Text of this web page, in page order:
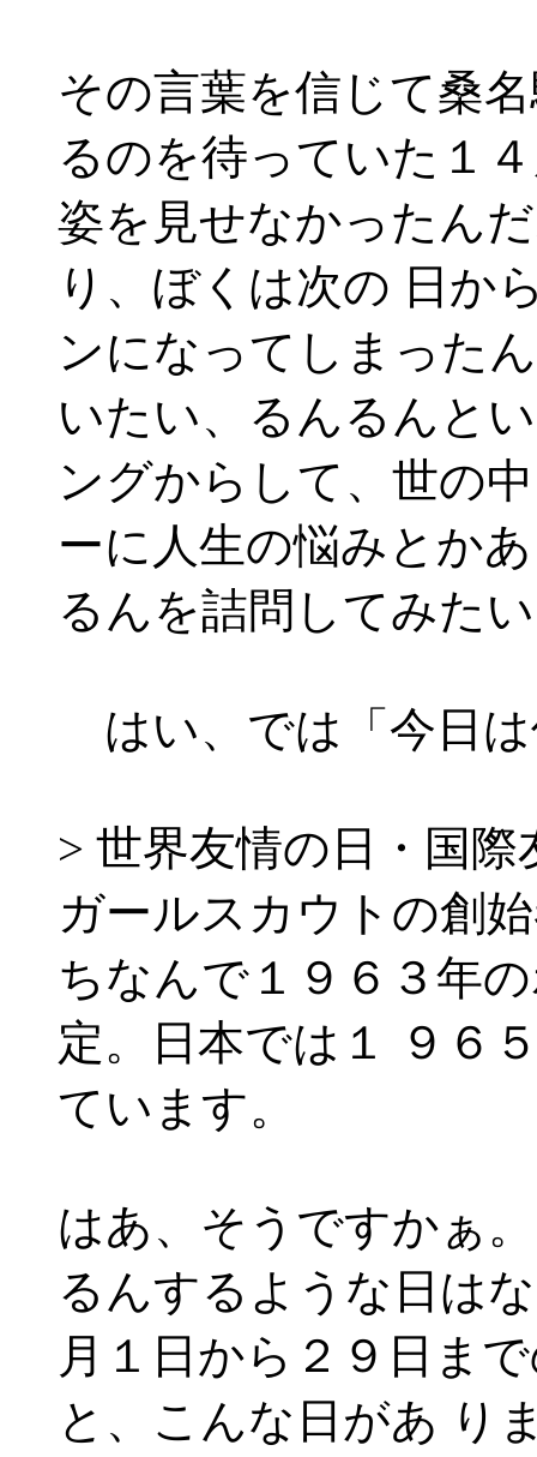
その言葉を信じて桑
るのを待っていた１
姿を見せなかったん
り、ぼくは次の 日か
ンになってしまった
いたい、るんるんと
ングからして、世の
ーに人生の悩みとか
るんを詰問してみた
はい、では「今日
> 世界友情の日・国
ガールスカウトの創
ちなんで１９６３年
定。日本では１ ９６
ています。
はあ、そうですかぁ
るんするような日は
月１日から２９日ま
と、こんな日があ り